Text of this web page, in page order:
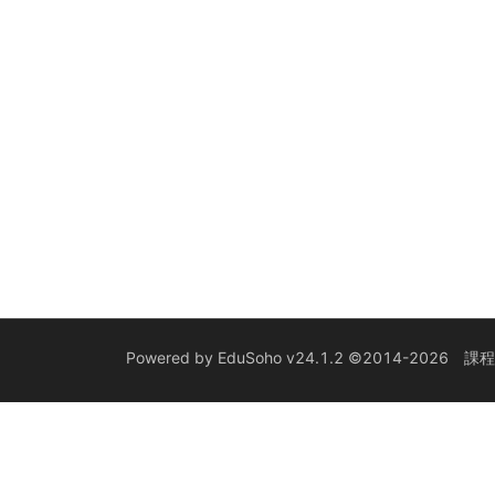
Powered by EduSoho v24.1.2 ©2014-2026 課